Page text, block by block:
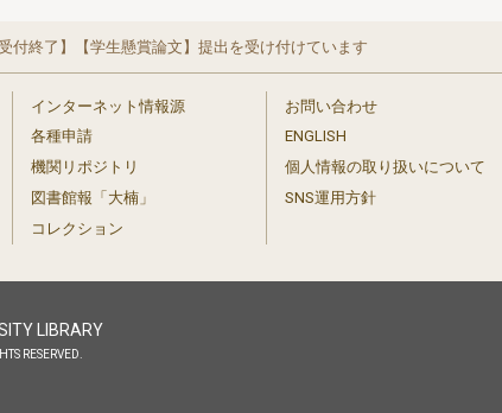
受付終了】【学生懸賞論文】提出を受け付けています
インターネット情報源
各種申請
機関リポジトリ
図書館報「大楠」
コレクション
お問い合わせ
ENGLISH
個人情報の取り扱いについて
SNS運用方針
LIBRARY
RESERVED.